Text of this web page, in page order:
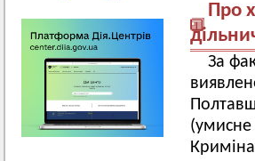
Про
За
(умисне